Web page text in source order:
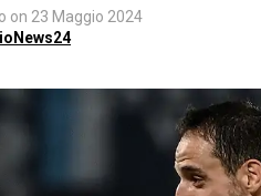
on 23 Maggio 2024